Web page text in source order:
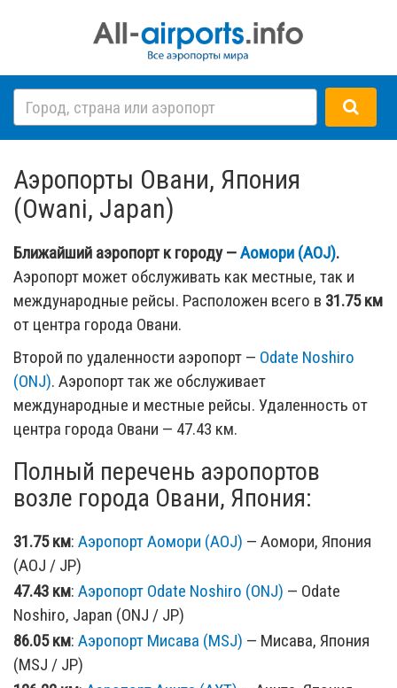
Аэропорты Овани, Япония
(Owani, Japan)
Ближайший аэропорт к городу —Аомори (AOJ).
Аэропорт может обслуживать как местные, так и
международные рейсы. Расположен всего в 31.75 км
от центра города Овани.
Второй по удаленности аэропорт — Odate Noshiro
(ONJ). Аэропорт так же обслуживает
международные и местные рейсы. Удаленность от
центра города Овани — 47.43 км.
Полный перечень аэропортов
возле города Овани, Япония:
31.75 км: Аэропорт Аомори (AOJ) — Аомори, Япония
(AOJ / JP)
47.43 км: Аэропорт Odate Noshiro (ONJ) — Odate
Noshiro, Japan (ONJ / JP)
86.05 км: Аэропорт Мисава (MSJ) — Мисава, Япония
(MSJ / JP)